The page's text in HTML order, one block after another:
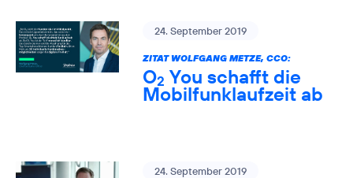
24. September 2019
ZITAT WOLFGANG METZE, CCO:
O2 You schafft die
Mobilfunklaufzeit ab
24. September 2019